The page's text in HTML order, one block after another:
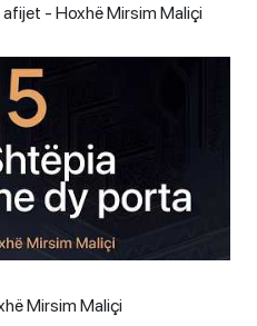
- Hoxhë Mirsim Maliçi
Mirsim Maliçi